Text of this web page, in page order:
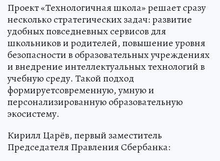
Проект «Технологичная школа» решает сразу
несколько стратегических задач: развитие
удобных повседневных сервисов для
школьников и родителей, повышение уровня
безопасности в образовательных учреждениях
и внедрение интеллектуальных технологий в
учебную среду. Такой подход
формируетсовременную, умную и
персонализированную образовательную
экосистему.
Кирилл Царёв, первый заместитель
Председателя Правления Сбербанка: